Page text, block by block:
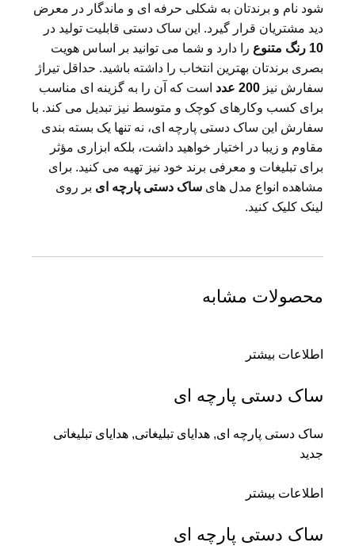
شود نام و برندتان به شکلی حرفه ای و ماندگار در معرض
دید مشتریان قرار گیرد. این ساک دستی قابلیت تولید در
10 رنگ متنوع را دارد و شما می توانید بر اساس هویت
بصری برندتان بهترین انتخاب را داشته باشید. حداقل تیراژ
سفارش نیز 200 عدد است که آن را به گزینه ای مناسب
برای کسب وکارهای کوچک و متوسط نیز تبدیل می کند. با
سفارش این ساک دستی پارچه ای، نه تنها یک بسته بندی
مقاوم و زیبا در اختیار خواهید داشت، بلکه ابزاری مؤثر
برای تبلیغات و معرفی برند خود نیز تهیه می کنید. برای
مشاهده انواع مدل های ساک دستی پارچه ای بر روی
لینک کلیک کنید.
محصولات مشابه
اطلاعات بیشتر
ساک دستی پارچه ای
ساک دستی پارچه ای, هدایای تبلیغاتی, هدایای تبلیغاتی
جدید
اطلاعات بیشتر
ساک دستی پارچه ای